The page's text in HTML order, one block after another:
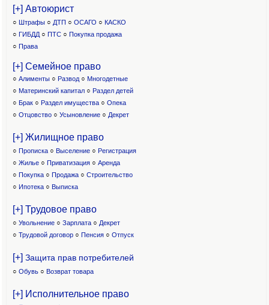
[+] Автоюрист
○ Штрафы ○ ДТП ○ ОСАГО ○ КАСКО
○ ГИБДД ○ ПТС ○ Покупка продажа
○ Права
[+] Семейное право
○ Алименты ○ Развод ○ Многодетные
○ Материнский капитал○ Раздел детей
○ Брак ○ Раздел имущества ○ Опека
○ Отцовство○ Усыновление ○ Декрет
[+] Жилищное право
○ Прописка ○ Выселение ○ Регистрация
○ Жилье ○ Приватизация ○ Аренда
○ Покупка ○ Продажа ○ Строительство
○ Ипотека ○ Выписка
[+] Трудовое право
○ Увольнение ○ Зарплата ○ Декрет
○ Трудовой договор ○ Пенсия ○ Отпуск
[+] Защита прав потребителей
○ Обувь ○ Возврат товара
[+] Исполнительное право